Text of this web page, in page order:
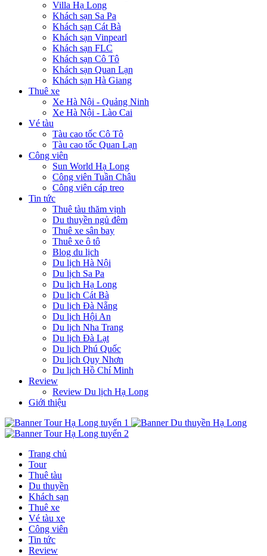
Villa Hạ Long
Khách sạn Sa Pa
Khách sạn Cát Bà
Khách sạn Vinpearl
Khách sạn FLC
Khách sạn Cô Tô
Khách sạn Quan Lạn
Khách sạn Hà Giang
Thuê xe
Xe Hà Nội - Quảng Ninh
Xe Hà Nội - Lào Cai
Vé tàu
Tàu cao tốc Cô Tô
Tàu cao tốc Quan Lạn
Công viên
Sun World Hạ Long
Công viên Tuần Châu
Công viên cáp treo
Tin tức
Thuê tàu thăm vịnh
Du thuyền ngủ đêm
Thuê xe sân bay
Thuê xe ô tô
Blog du lịch
Du lịch Hà Nội
Du lịch Sa Pa
Du lịch Hạ Long
Du lịch Cát Bà
Du lịch Đà Nẵng
Du lịch Hội An
Du lịch Nha Trang
Du lịch Đà Lạt
Du lịch Phú Quốc
Du lịch Quy Nhơn
Du lịch Hồ Chí Minh
Review
Review Du lịch Hạ Long
Giới thiệu
Trang chủ
Tour
Thuê tàu
Du thuyền
Khách sạn
Thuê xe
Vé tàu xe
Công viên
Tin tức
Review